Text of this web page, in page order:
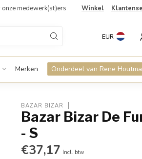
medewerk(st)ers Winkel
EUR
Merken Onderdeel van Rene
BAZAR BIZAR
Bazar Bizar De
- S
€37,17 Incl. btw